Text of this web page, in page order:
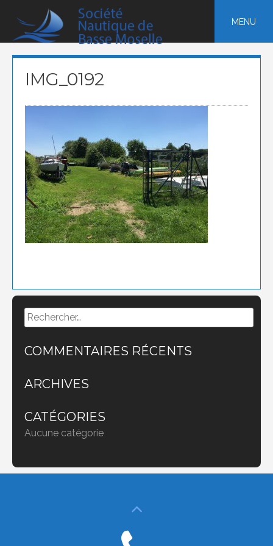
content
MENU
IMG_0192
Rechercher :
COMMENTAIRES RÉCENTS
ARCHIVES
CATÉGORIES
Aucune catégorie